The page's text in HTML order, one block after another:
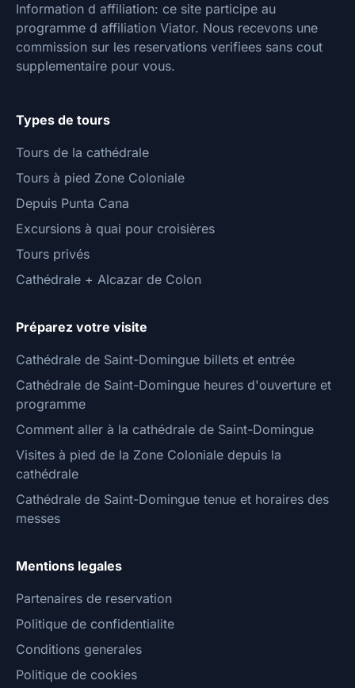
Information d affiliation: ce site participe au
programme d affiliation Viator. Nous recevons une
commission sur les reservations verifiees sans cout
supplementaire pour vous.
Types de tours
Tours de la cathédrale
Tours à pied Zone Coloniale
Depuis Punta Cana
Excursions à quai pour croisières
Tours privés
Cathédrale + Alcazar de Colon
Préparez votre visite
Cathédrale de Saint-Domingue billets et entrée
Cathédrale de Saint-Domingue heures d'ouverture et
programme
Comment aller à la cathédrale de Saint-Domingue
Visites à pied de la Zone Coloniale depuis la
cathédrale
Cathédrale de Saint-Domingue tenue et horaires des
messes
Mentions legales
Partenaires de reservation
Politique de confidentialite
Conditions generales
Politique de cookies